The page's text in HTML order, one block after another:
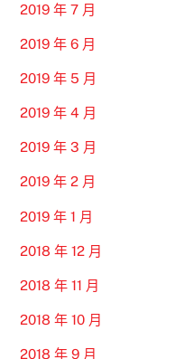
2019 年 7 月
2019 年 6 月
2019 年 5 月
2019 年 4 月
2019 年 3 月
2019 年 2 月
2019 年 1 月
2018 年 12 月
2018 年 11 月
2018 年 10 月
2018 年 9 月